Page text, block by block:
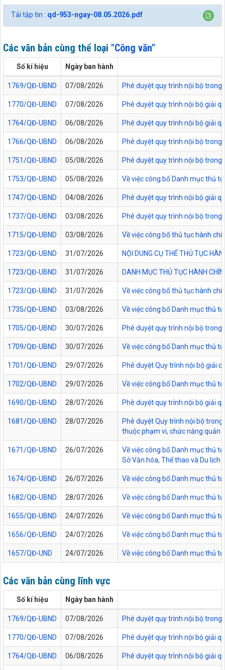
Tải tập tin : qd-953-ngay-08.05.2026.pdf
Các văn bản cùng thể loại "Công văn"
Số kí hiệu Ngày ban hành
1769/QĐ-UBND 07/08/2026 Phê duyệt quy trình nội bộ
1770/QĐ-UBND 07/08/2026 Phê duyệt quy trình nội bộ giải
1764/QĐ-UBND 06/08/2026 Phê duyệt quy trình nội bộ giải
1766/QĐ-UBND 06/08/2026 Phê duyệt quy trình nội bộ trong
1751/QĐ-UBND 05/08/2026 Phê duyệt quy trình nội bộ
1753/QĐ-UBND 05/08/2026 Về việc công bố Danh mục thủ
1747/QĐ-UBND 04/08/2026 Phê duyệt quy trình nội bộ giải
1737/QĐ-UBND 03/08/2026 Phê duyệt quy trình nội bộ
1715/QĐ-UBND 03/08/2026 Về việc công bố thủ tục hành
1723/QĐ-UBND 31/07/2026 NỘI DUNG CỤ THỂ THỦ TỤC
1723/QĐ-UBND 31/07/2026 DANH MỤC THỦ TỤC HÀNH
1723/QĐ-UBND 31/07/2026 Về việc công bố thủ tục hành
1735/QĐ-UBND 03/08/2026 Về việc công bố Danh mục thủ
1705/QĐ-UBND 30/07/2026 Phê duyệt quy trình nội bộ
1709/QĐ-UBND 30/07/2026 Về việc công bố Danh mục thủ
1701/QĐ-UBND 29/07/2026 Phê duyệt Quy trình nội bộ giải
1702/QĐ-UBND 29/07/2026 Về việc công bố Danh mục thủ
1690/QĐ-UBND 28/07/2026 Phê duyệt quy trình nội bộ giải
1681/QĐ-UBND 28/07/2026
Phê duyệt Quy trình nội bộ
thuộc phạm vi, chức năng quản
1671/QĐ-UBND 26/07/2026
Về việc công bố Danh mục thủ
Sở Văn hóa, Thể thao và Du lịch
1674/QĐ-UBND 26/07/2026 Về việc công bố Danh mục thủ
1682/QĐ-UBND 28/07/2026 Về việc công bố Danh mục thủ
1655/QĐ-UBND 24/07/2026 Về việc công bố Danh mục thủ
1656/QĐ-UBND 24/07/2026 Về việc công bố Danh mục thủ
1657/QĐ-UND 24/07/2026 Về việc công bố Danh mục thủ
Các văn bản cùng lĩnh vực
Số kí hiệu Ngày ban hành
1769/QĐ-UBND 07/08/2026 Phê duyệt quy trình nội bộ
1770/QĐ-UBND 07/08/2026 Phê duyệt quy trình nội bộ giải
1764/QĐ-UBND 06/08/2026 Phê duyệt quy trình nội bộ giải